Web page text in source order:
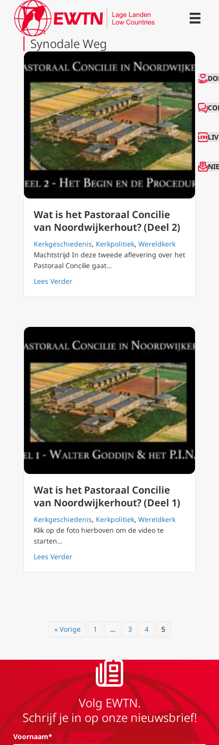
Synodale Weg
Wat is het Pastoraal Concilie
van Noordwijkerhout? (Deel 2)
Kerkgeschiedenis, Kerkpolitiek, Wereldkerk
Machtstrijd In deze tweede aflevering over het
Pastoraal Concilie gaat…
Lees Verderabout Wat is het Pastoraal Concilie van
Wat is het Pastoraal Concilie
van Noordwijkerhout? (Deel 1)
Kerkgeschiedenis, Kerkpolitiek, Wereldkerk
Klik op de foto hierboven om de video te
starten…
Lees Verderabout Wat is het Pastoraal Concilie van
« Vorige 1 … 3 4 5
Volg EWTN.
Schrijf je in op onze nieuwsbrief!
Voornaam*